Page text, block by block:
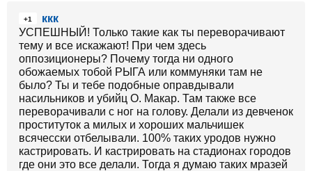
+1
ккк
УСПЕШНЫЙ! Только такие как ты переворачивают
тему и все искажают! При чем здесь
оппозиционеры? Почему тогда ни одного
обожаемых тобой РЫГА или коммуняки там не
было? Ты и тебе подобные оправдывали
насильников и убийц О. Макар. Там также все
переворачивали с ног на голову. Делали из девченок
проституток а милых и хороших мальчишек
всячесски отбелывали. 100% таких уродов нужно
кастрировать. И кастрировать на стадионах городов
где они это все делали. Тогда я думаю таких мразей